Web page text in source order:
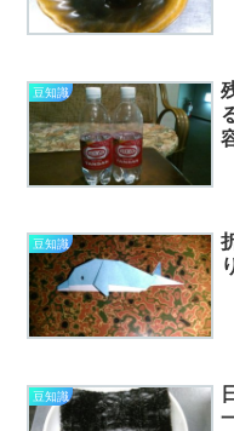
豆知識
豆知識
豆知識